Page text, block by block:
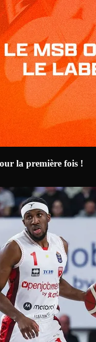
la première fois !